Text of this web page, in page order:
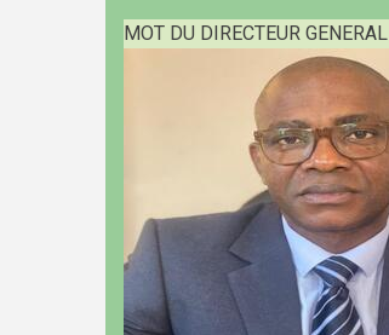
MOT DU DIRECTEUR GENERAL